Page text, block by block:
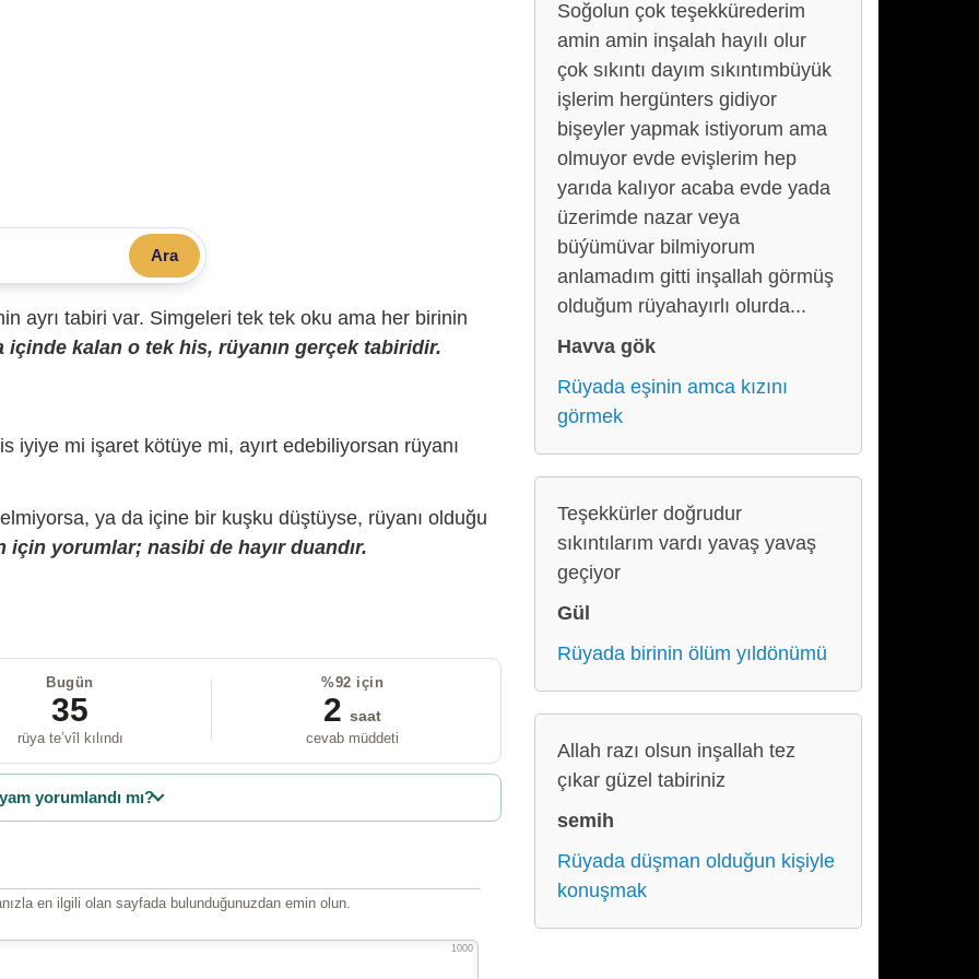
Ara
ayrı tabiri var. Simgeleri tek tek oku ama her birinin
içinde kalan o tek his, rüyanın gerçek tabiridir.
iyiye mi işaret kötüye mi, ayırt edebiliyorsan rüyanı
ya da içine bir kuşku düştüyse, rüyanı olduğu
için yorumlar; nasibi de hayır duandır.
Bugün
35
rüya te’vîl kılındı
%92 için
2 saat
cevab müddeti
yorumlandı mı?
en ilgili olan sayfada bulunduğunuzdan emin olun.
1000
Soğolun çok teşekkürederim
amin amin inşalah hayılı olur
çok sıkıntı dayım sıkıntımbüyük
işlerim hergünters gidiyor
bişeyler yapmak istiyorum ama
olmuyor evde evişlerim hep
yarıda kalıyor acaba evde yada
üzerimde nazar veya
büýümüvar bilmiyorum
anlamadım gitti inşallah görmüş
olduğum rüyahayırlı olurda...
Havva gök
Rüyada eşinin amca kızını
görmek
Teşekkürler doğrudur
sıkıntılarım vardı yavaş yavaş
geçiyor
Gül
Rüyada birinin ölüm yıldönümü
Allah razı olsun inşallah tez
çıkar güzel tabiriniz
semih
Rüyada düşman olduğun kişiyle
konuşmak